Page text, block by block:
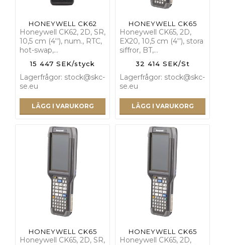
HONEYWELL CK62
Honeywell CK62, 2D, SR,
10,5 cm (4''), num., RTC,
hot-swap,…
15 447 SEK/styck
Lagerfrågor: stock@skc-
se.eu
LÄGG I VARUKORG
HONEYWELL CK65
Honeywell CK65, 2D,
EX20, 10,5 cm (4''), stora
siffror, BT,…
32 414 SEK/St
Lagerfrågor: stock@skc-
se.eu
LÄGG I VARUKORG
HONEYWELL CK65
Honeywell CK65, 2D, SR,
HONEYWELL CK65
Honeywell CK65, 2D,